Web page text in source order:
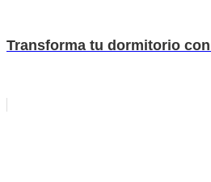
Transforma tu dormitorio